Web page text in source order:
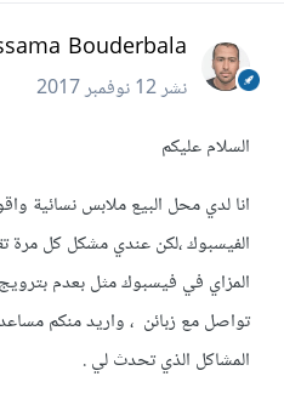
Bouderbala
نشر12 نوفمبر 2017
السلام عليكم
انا لدي محل البيع ملابس نسائية
الفيسبوك ،لكن عندي مشكل كل
المزاي في فيسبوك مثل بعدم
تواصل مع زبائن ، واريد منكم
المشاكل الذي تحدث لي .